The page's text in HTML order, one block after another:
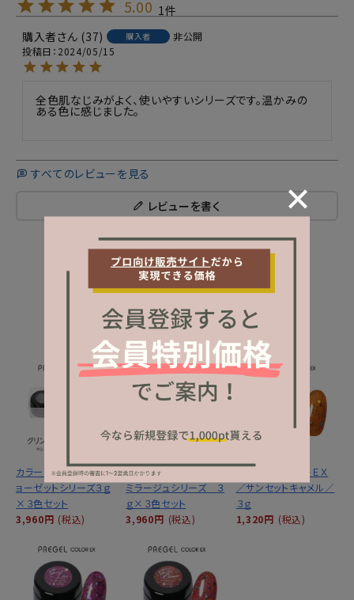
5.00 1
購入者
37 購入者
非公開
投稿日
2024/05/15
全色肌なじみがよく、使いやすいシリーズです。温かみの
ある色に感じました。
すべてのレビューを見る
レビューを書く
NEW ITEM
新着商品
カラーＥＸ／グリントジ
ョーゼットシリーズ３ｇ
×３色セット
3,960円 (税込)
カラーＥＸ／サンセット
ミラージュシリーズ ３
ｇ×３色セット
3,960円 (税込)
プリジェル カラーＥＸ
／サンセットキャメル／
３ｇ
1,320円 (税込)